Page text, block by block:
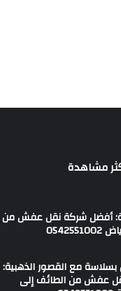
مشاهدة
أفضل شركة نقل عفش من
بسلاسة مع القصور الذهبية:
عفش من الطائف إلى